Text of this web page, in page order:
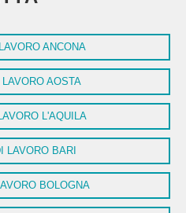
ANCONA
AOSTA
L'AQUILA
LAVORO BARI
BOLOGNA